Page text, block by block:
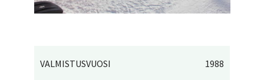
VALMISTUSVUOSI 1988